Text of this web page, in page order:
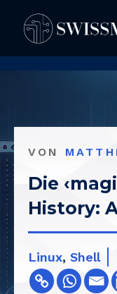
zum
Inhalt
VON
Die
History:
Linux, Shell